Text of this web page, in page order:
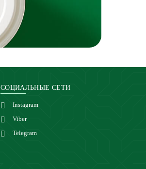
СОЦИАЛЬНЫЕ СЕТИ
Instagram
Viber
Telegram